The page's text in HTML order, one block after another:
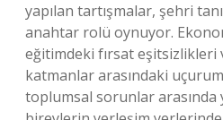
yapılan tartışmalar, şehri
anahtar rolü oynuyor.
eğitimdeki fırsat eşitsizlikleri
katmanlar arasındaki
toplumsal sorunlar arasında